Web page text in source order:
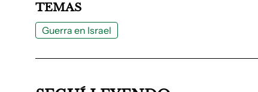
TEMAS
Guerra en Israel